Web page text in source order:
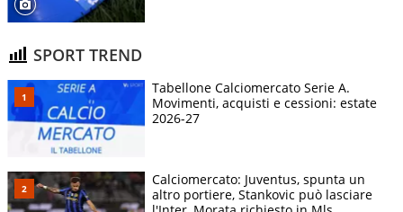
SPORT TREND
Tabellone Calciomercato Serie A.
Movimenti, acquisti e cessioni: estate
2026-27
Calciomercato: Juventus, spunta un
altro portiere, Stankovic può lasciare